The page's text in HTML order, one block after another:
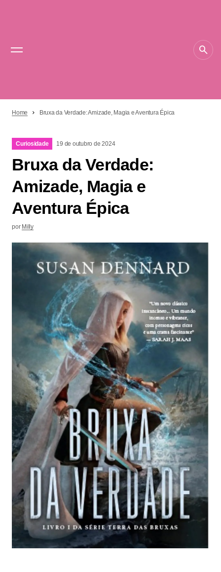
Home Bruxa da Verdade: Amizade, Magia e Aventura Épica
Curiosidade 19 de outubro de 2024
Bruxa da Verdade:
Amizade, Magia e
Aventura Épica
por Milly